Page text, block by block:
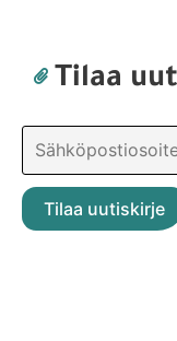
Tilaa